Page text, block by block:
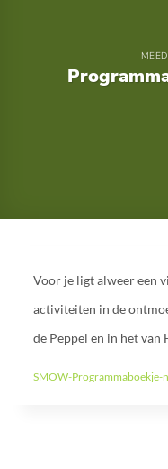
Voor je ligt alweer een
activiteiten in de
de Peppel en in het van
SMOW-Programmaboekje-